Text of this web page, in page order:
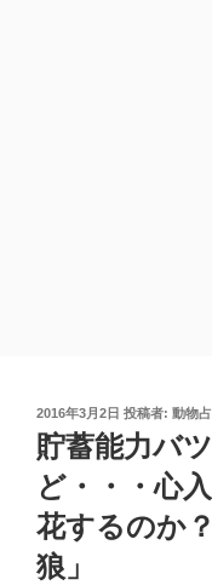
投
稿
日:
2016年3月2日 投稿者: 動物
貯蓄能力バ
ど・・・心
花するのか
狼」